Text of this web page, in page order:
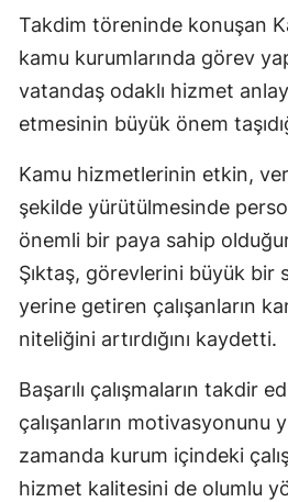
Takdim töreninde konuşan
kamu kurumlarında görev
vatandaş odaklı hizmet
etmesinin büyük önem
Kamu hizmetlerinin etkin,
şekilde yürütülmesinde
önemli bir paya sahip
Şıktaş, görevlerini büyük bir
yerine getiren çalışanların
niteliğini artırdığını kaydetti.
Başarılı çalışmaların takdir
çalışanların motivasyonunu
zamanda kurum içindeki
hizmet kalitesini de olumlu